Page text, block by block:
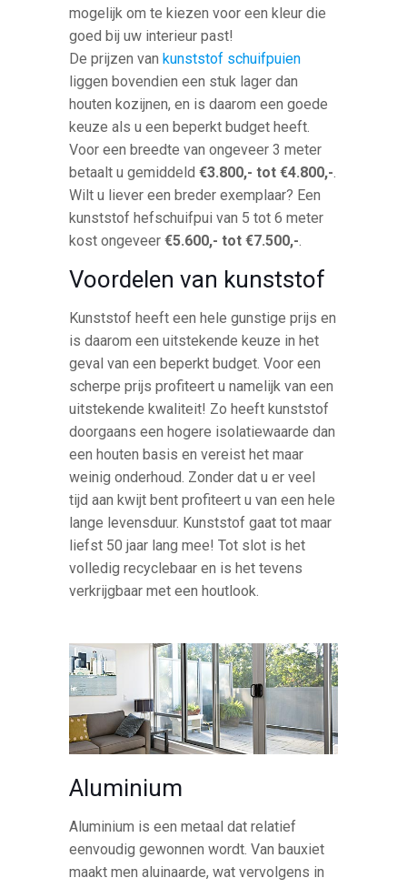
mogelijk om te kiezen voor een kleur die
goed bij uw interieur past!
De prijzen vankunststof schuifpuien
liggen bovendien een stuk lager dan
houten kozijnen, en is daarom een goede
keuze als u een beperkt budget heeft.
Voor een breedte van ongeveer 3 meter
betaalt u gemiddeld€3.800,- tot €4.800,-
Wilt u liever een breder exemplaar? Een
kunststof hefschuifpui van 5 tot 6 meter
kost ongeveer€5.600,- tot €7.500,-
Voordelen van kunststof
Kunststof heeft een hele gunstige prijs en
is daarom een uitstekende keuze in het
geval van een beperkt budget. Voor een
scherpe prijs profiteert u namelijk van een
uitstekende kwaliteit! Zo heeft kunststof
doorgaans een hogere isolatiewaarde dan
een houten basis en vereist het maar
weinig onderhoud. Zonder dat u er veel
tijd aan kwijt bent profiteert u van een hele
lange levensduur. Kunststof gaat tot maar
liefst 50 jaar lang mee! Tot slot is het
volledig recyclebaar en is het tevens
verkrijgbaar met een houtlook.
Aluminium
Aluminium is een metaal dat relatief
eenvoudig gewonnen wordt. Van bauxiet
maakt men aluinaarde, wat vervolgens in